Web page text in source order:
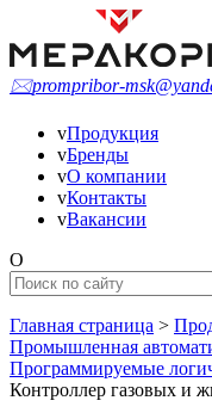
🖂prompribor-
vПродукция
vБренды
vО компании
vКонтакты
vВакансии
O
Главная страница >
Промышленная
Программируемые
Контроллер газовых и